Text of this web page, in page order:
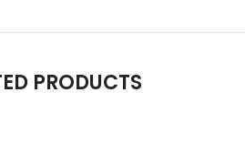
PRODUCTS